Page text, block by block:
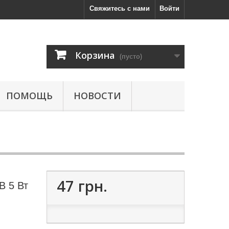
Войти
Свяжитесь с нами
Корзина (пусто)
ПОМОЩЬ НОВОСТИ
5 Вт
47 грн.